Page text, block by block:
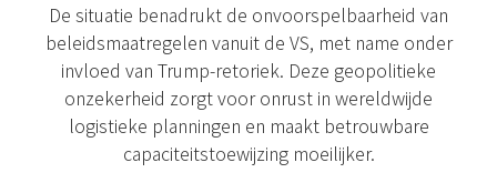
De situatie benadrukt de onvoorspelbaarheid van
beleidsmaatregelen vanuit de VS, met name onder
invloed van Trump-retoriek. Deze geopolitieke
onzekerheid zorgt voor onrust in wereldwijde
logistieke planningen en maakt betrouwbare
capaciteitstoewijzing moeilijker.